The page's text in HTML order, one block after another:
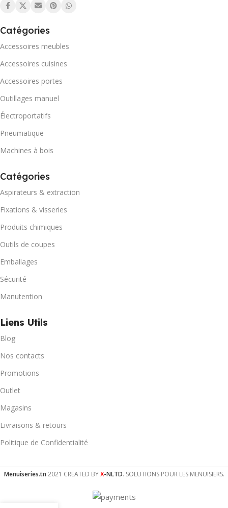
Catégories
Accessoires meubles
Accessoires cuisines
Accessoires portes
Outillages manuel
Électroportatifs
Pneumatique
Machines à bois
Catégories
Aspirateurs & extraction
Fixations & visseries
Produits chimiques
Outils de coupes
Emballages
Sécurité
Manutention
Liens Utils
Blog
Nos contacts
Promotions
Outlet
Magasins
Livraisons & retours
Politique de Confidentialité
Menuiseries.tn 2021 CREATED BYX-NLTD. SOLUTIONS POUR LES MENUISIERS.